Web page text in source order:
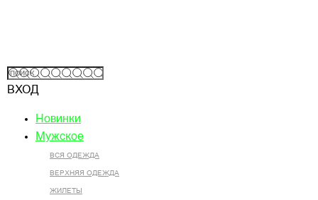
ВХОД
Новинки
Мужское
ВСЯ ОДЕЖДА
ВЕРХНЯЯ ОДЕЖДА
ЖИЛЕТЫ